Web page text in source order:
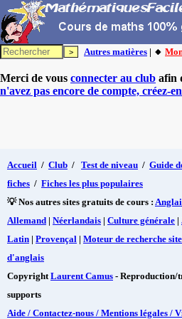
Autres matières | 🔸
Merci de vous connecter au club afin
n'avez pas encore de compte, créez-
Accueil / Club / Test de niveau / Guide
fiches / Fiches les plus populaires
💡 Nos autres sites gratuits de cours :
Allemand | Néerlandais | Culture générale |
Latin | Provençal | Moteur de recherche
d'anglais
CopyrightLaurent Camus - Reproduction/
supports
Aide / Contactez-nous / Mentions légales /